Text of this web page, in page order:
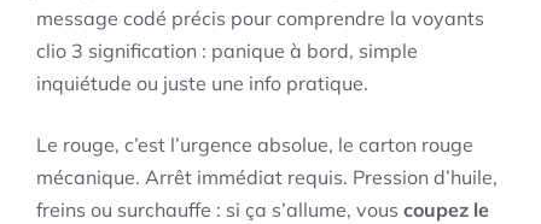
message codé précis pour comprendre la voyants
clio 3 signification : panique à bord, simple
inquiétude ou juste une info pratique.
Le rouge, c’est l’urgence absolue, le carton rouge
mécanique. Arrêt immédiat requis. Pression d’huile,
freins ou surchauffe : si ça s’allume, vous coupez le